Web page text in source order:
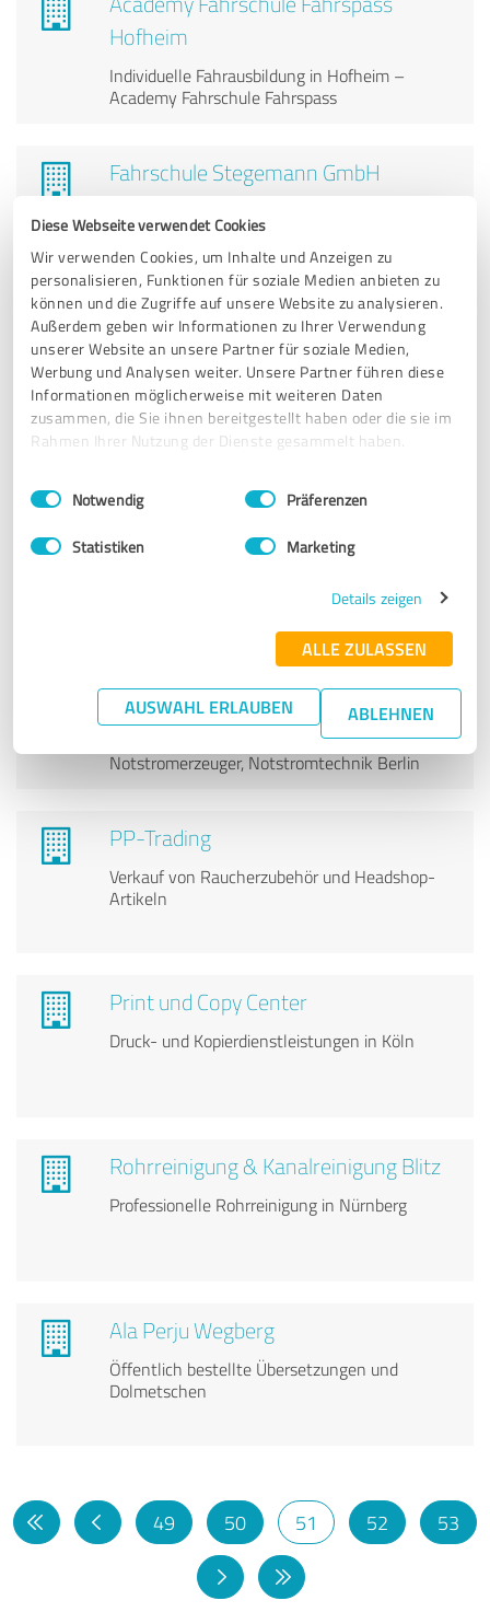
Diese Webseite verwendet Cookies
Wir verwenden Cookies, um Inhalte und Anzeigen zu
personalisieren, Funktionen für soziale Medien anbieten zu
können und die Zugriffe auf unsere Website zu analysieren.
Außerdem geben wir Informationen zu Ihrer Verwendung
unserer Website an unsere Partner für soziale Medien,
Werbung und Analysen weiter. Unsere Partner führen diese
Informationen möglicherweise mit weiteren Daten
zusammen, die Sie ihnen bereitgestellt haben oder die sie im
Rahmen Ihrer Nutzung der Dienste gesammelt haben.
Impressum Datenschutzbestimmungen
Einwilligungsauswahl
Notwendig Präferenzen
Statistiken Marketing
Details zeigen
ALLE ZULASSEN
AUSWAHL ERLAUBEN ABLEHNEN
Hofheim
Individuelle Fahrausbildung in Hofheim –
Academy Fahrschule Fahrspass
Fahrschule Stegemann GmbH
Griechisch-Orthodoxe Kirche Petrus
und Paulus
Griechisch-orthodoxe Sakramente in Stuttgart-
Feuerbach
Zentrado GmbH
Zentrado GmbH – Umsatzsteigerung und
HO-MA Elektro Aggregate Service
GmbH
Notstromaggregate, Netzersatzanlagen,
Notstromerzeuger, Notstromtechnik Berlin
PP-Trading
Verkauf von Raucherzubehör und Headshop-
Artikeln
Print und Copy Center
Druck- und Kopierdienstleistungen in Köln
Rohrreinigung & Kanalreinigung Blitz
Professionelle Rohrreinigung in Nürnberg
Ala Perju Wegberg
Öffentlich bestellte Übersetzungen und
Dolmetschen
49 50 51 52 53